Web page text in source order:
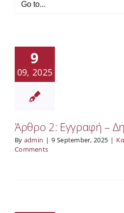
Go to...
9
09, 2025
Άρθρο 2: Εγγραφή –
By admin | 9 September, 2025 |
Comments